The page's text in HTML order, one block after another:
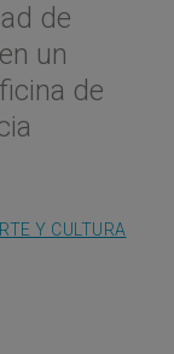
de
un
de
Y CULTURA